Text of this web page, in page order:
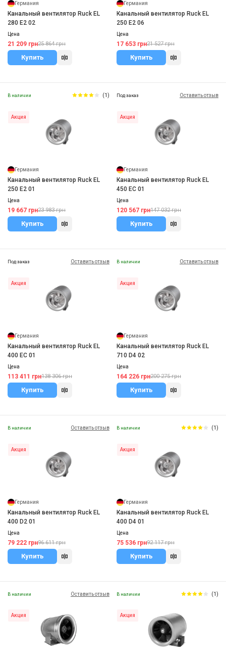
Германия
Канальный вентилятор Ruck EL
280 E2 02
Цена
21 209 грн25 864 грн
Купить
Германия
Канальный вентилятор Ruck EL
250 E2 06
Цена
17 653 грн21 527 грн
Купить
В наличии (1)
Акция
Германия
Канальный вентилятор Ruck EL
250 E2 01
Цена
19 667 грн23 983 грн
Купить
Под заказ Оставить отзыв
Акция
Германия
Канальный вентилятор Ruck EL
450 EC 01
Цена
120 567 грн147 032 грн
Купить
Под заказ Оставить отзыв
Акция
Германия
Канальный вентилятор Ruck EL
400 EC 01
Цена
113 411 грн138 306 грн
Купить
В наличии Оставить отзыв
Акция
Германия
Канальный вентилятор Ruck EL
710 D4 02
Цена
164 226 грн200 275 грн
Купить
В наличии Оставить отзыв
Акция
Германия
Канальный вентилятор Ruck EL
400 D2 01
Цена
79 222 грн96 611 грн
Купить
В наличии (1)
Акция
Германия
Канальный вентилятор Ruck EL
400 D4 01
Цена
75 536 грн92 117 грн
Купить
В наличии Оставить отзыв
Акция
В наличии (1)
Акция